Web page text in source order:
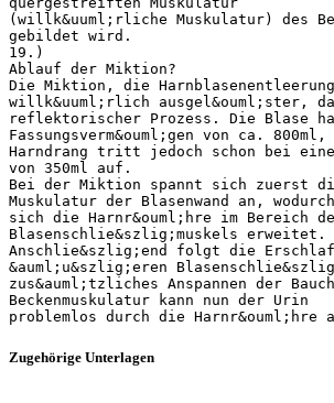
Zugehörige Unterlagen